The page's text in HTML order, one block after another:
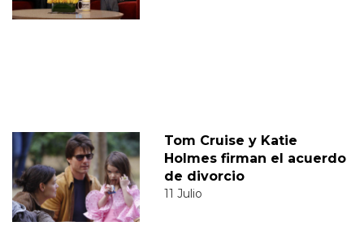
Tom Cruise y Katie
Holmes firman el acuerdo
de divorcio
11 Julio